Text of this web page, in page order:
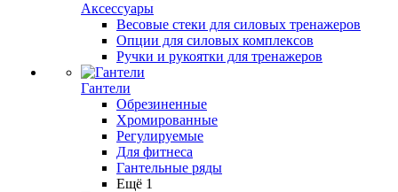
Аксессуары
Весовые стеки для силовых тренажеров
Опции для силовых комплексов
Ручки и рукоятки для тренажеров
Гантели
Обрезиненные
Хромированные
Регулируемые
Для фитнеса
Гантельные ряды
Ещё 1